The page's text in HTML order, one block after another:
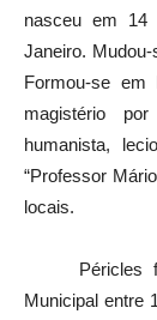
nasceu em
Janeiro.
Formou-se em
magistério
humanista,
“Professor
locais.
Péricles foi
Municipal entre